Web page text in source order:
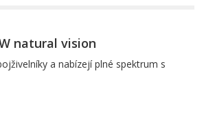
natural vision
a nabízejí plné spektrum s